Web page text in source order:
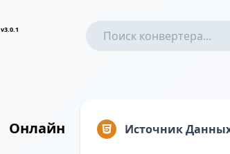
v3.0.1
Онлайн Источник